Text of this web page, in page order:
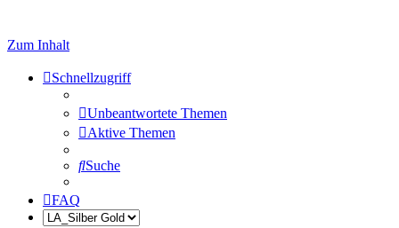
Zum Inhalt
Schnellzugriff
Unbeantwortete Themen
Aktive Themen
Suche
FAQ